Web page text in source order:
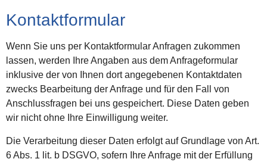
Kontaktformular
Wenn Sie uns per Kontaktformular Anfragen zukommen
lassen, werden Ihre Angaben aus dem Anfrageformular
inklusive der von Ihnen dort angegebenen Kontaktdaten
zwecks Bearbeitung der Anfrage und für den Fall von
Anschlussfragen bei uns gespeichert. Diese Daten geben
wir nicht ohne Ihre Einwilligung weiter.
Die Verarbeitung dieser Daten erfolgt auf Grundlage von Art.
6 Abs. 1 lit. b DSGVO, sofern Ihre Anfrage mit der Erfüllung